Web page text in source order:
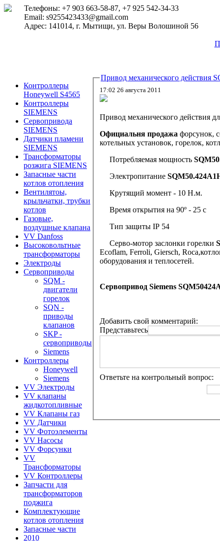
Телефоны: +7 903 663-58-87, +7 925 542-34-33
Email: s9255423433@gmail.com
Адрес: 141014, г. Мытищи, ул. Веры Волошиной 56
Контроллеры
Honeywell S4565
Контроллеры
SIEMENS
Сервопривода
SIEMENS
Датчики пламени
SIEMENS
Трансформаторы
розжига SIEMENS
Запасные части
котлов отопления
Вентилятоы,
крыльчатки, трубки
котлов
Газовые,
воздушные клапана
VV Danfoss
Высоковольтные
трансформаторы
Электроды
Сервоприводы
SQM -
двигатели
горелок
SQN -
приводы
клапанов
SKP -
сервоприводы
Siemens
Контроллеры
Honeywell
Siemens
VV Электроды
VV клапаны
жидкотопливные
VV Клапаны газ
VV Датчики
VV Фотоэлементы
VV Насосы
VV Форсунки
VV
Трансформаторы
VV Контроллеры
Запчасти для
трансформаторов
поджига
Комплектующие
котлов отопления
Запасные части
2010
Привод механического действия
17:02 26 августа 2011
Привод механического действия
Официальня продажа форсунок,
котельных установок, горелок,
Потребляемая мощность
Электропитание
Крутящий момент - 10 Н.м.
Время открытия на 90º - 25 с
Тип защиты IP 54
Серво-мотор заслонки горелки
Ecoflam, Ferroli, Giersch,
оборудования и теплосетей.
Сервопривод Siemens
Добавить свой комментарий:
Представьтесь
Ответьте на контрольный вопрос: